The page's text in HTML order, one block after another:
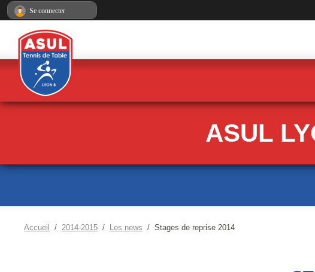
ASUL
Accueil 2014-2015 Les news Stages de reprise 2014
Se connecter
Panneau de gestion des cookies